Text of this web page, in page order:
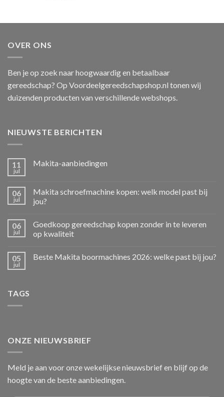
OVER ONS
Ben je op zoek naar hoogwaardig en betaalbaar
gereedschap? Op Voordeelgereedschapshop.nl tonen wij
duizenden producten van verschillende webshops.
NIEUWSTE BERICHTEN
11
jul
Makita-aanbiedingen
06
jul
Makita schroefmachine kopen: welk model past bij
jou?
06
jul
Goedkoop gereedschap kopen zonder in te leveren
op kwaliteit
05
jul
Beste Makita boormachines 2026: welke past bij jou?
TAGS
ONZE NIEUWSBRIEF
Meld je aan voor onze wekelijkse nieuwsbrief en blijf op de
hoogte van de beste aanbiedingen.